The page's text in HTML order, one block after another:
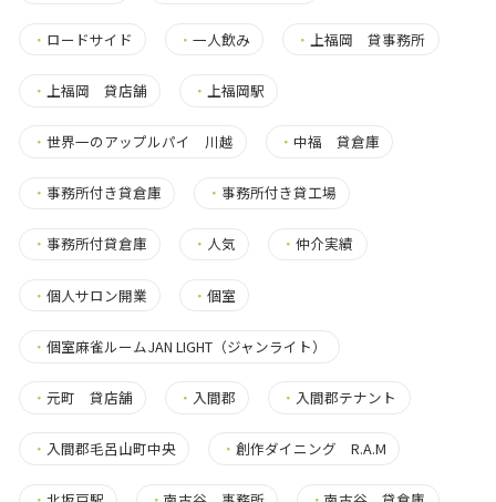
・ ロードサイド ・一人飲み ・ 上福岡 貸事務所
・ 上福岡 貸店舗 ・上福岡駅
・ 世界一のアップルパイ 川越 ・中福 貸倉庫
・ 事務所付き貸倉庫 ・ 事務所付き貸工場
・ 事務所付貸倉庫 ・ 人気 ・仲介実績
・ 個人サロン開業 ・個室
・ 個室麻雀ルームJAN LIGHT（ジャンライト）
・ 元町 貸店舗 ・ 入間郡 ・ 入間郡テナント
・ 入間郡毛呂山町中央 ・創作ダイニング R.A.M